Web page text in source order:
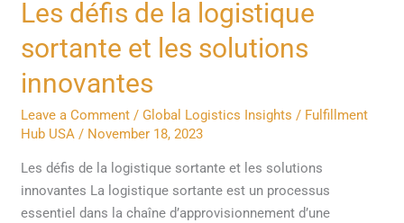
Les défis de la logistique
sortante et les solutions
innovantes
Leave a Comment / Global Logistics Insights / Fulfillment
Hub USA/ November 18, 2023
Les défis de la logistique sortante et les solutions
innovantes La logistique sortante est un processus
essentiel dans la chaîne d’approvisionnement d’une
Les
défis
de
la
logistique
sortante
et
les
solutions
innovantes